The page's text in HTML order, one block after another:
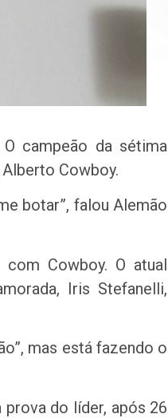
campeão da sétima
Cowboy.
botar”, falou Alemão
Cowboy. O atual
Iris Stefanelli,
mas está fazendo o
do líder, após 26